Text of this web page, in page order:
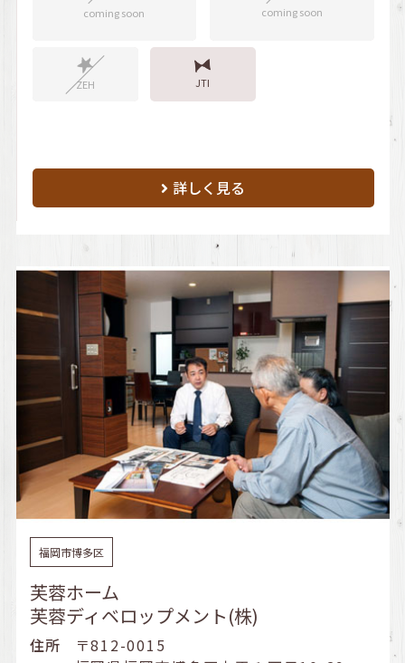
coming soon coming soon
ZEH JTI
詳しく見る
福岡市博多区
芙蓉ホーム
芙蓉ディベロップメント(株)
住所
〒812-0015